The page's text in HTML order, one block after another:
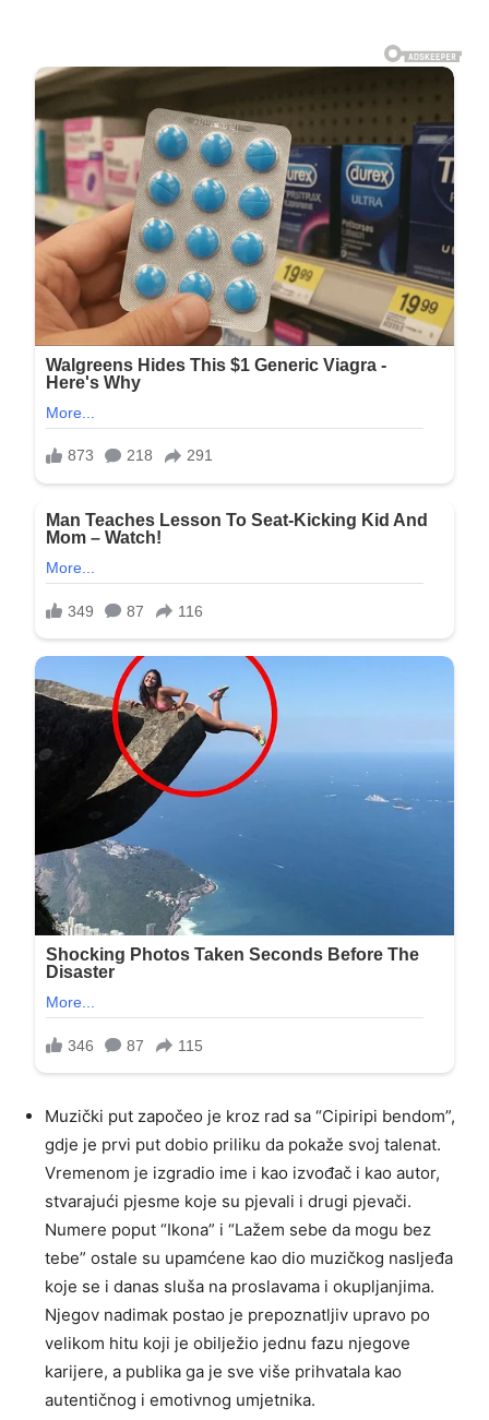
Muzički put započeo je kroz rad sa “Cipiripi bendom”,
gdje je prvi put dobio priliku da pokaže svoj talenat.
Vremenom je izgradio ime i kao izvođač i kao autor,
stvarajući pjesme koje su pjevali i drugi pjevači.
Numere poput “Ikona” i “Lažem sebe da mogu bez
tebe” ostale su upamćene kao dio muzičkog nasljeđa
koje se i danas sluša na proslavama i okupljanjima.
Njegov nadimak postao je prepoznatljiv upravo po
velikom hitu koji je obilježio jednu fazu njegove
karijere, a publika ga je sve više prihvatala kao
autentičnog i emotivnog umjetnika.